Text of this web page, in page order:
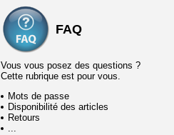
FAQ
Vous vous posez des questions ?
Cette rubrique est pour vous.
Mots de passe
Disponibilité des articles
Retours
...